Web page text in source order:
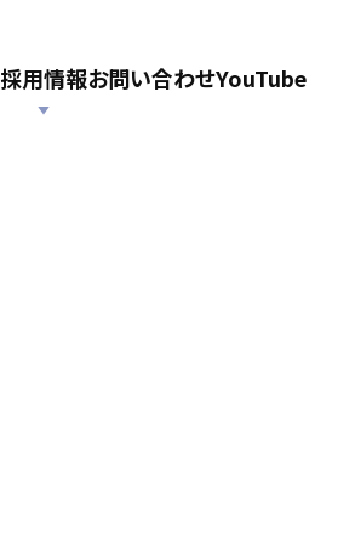
採用情報お問い合わせYouTube